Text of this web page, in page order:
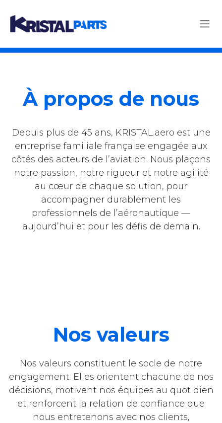
À propos de nous
Depuis plus de 45 ans, KRISTAL.aero est une
entreprise familiale française engagée aux
côtés des acteurs de l’aviation. Nous plaçons
notre passion, notre rigueur et notre agilité
au cœur de chaque solution, pour
accompagner durablement les
professionnels de l’aéronautique —
aujourd’hui et pour les défis de demain.
Nos valeurs
Nos valeurs constituent le socle de notre
engagement. Elles orientent chacune de nos
décisions, motivent nos équipes au quotidien
et renforcent la relation de confiance que
nous entretenons avec nos clients,